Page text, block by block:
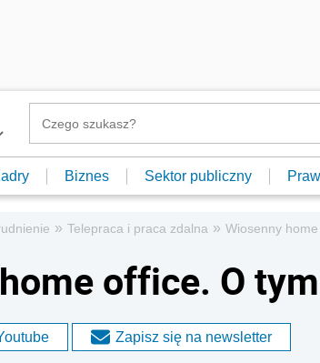
Biznes Sektor publiczny
» Telepraca i praca zdalna » Wiosenny
office. O
Zapisz się na newsletter